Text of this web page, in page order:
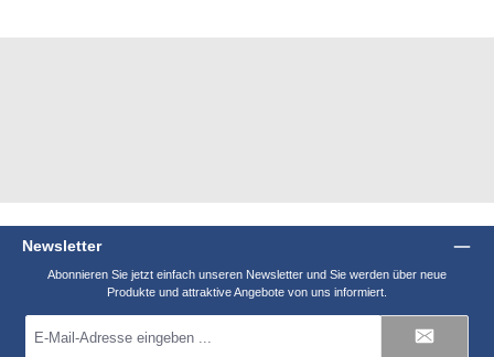
Newsletter
Abonnieren Sie jetzt einfach unseren Newsletter und Sie werden über neue
Produkte und attraktive Angebote von uns informiert.
Mail-